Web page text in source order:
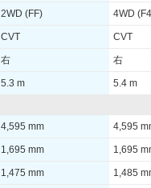
2WD (FF) 4WD
CVT CVT
右 右
5.3 m 5.4 m
4,595 mm 4,595
1,695 mm 1,695
1,475 mm 1,485